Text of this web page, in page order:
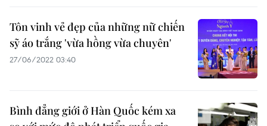
Tôn vinh vẻ đẹp của những nữ chiến
sỹ áo trắng 'vừa hồng vừa chuyên'
27/06/2022 03:40
Bình đẳng giới ở Hàn Quốc kém xa